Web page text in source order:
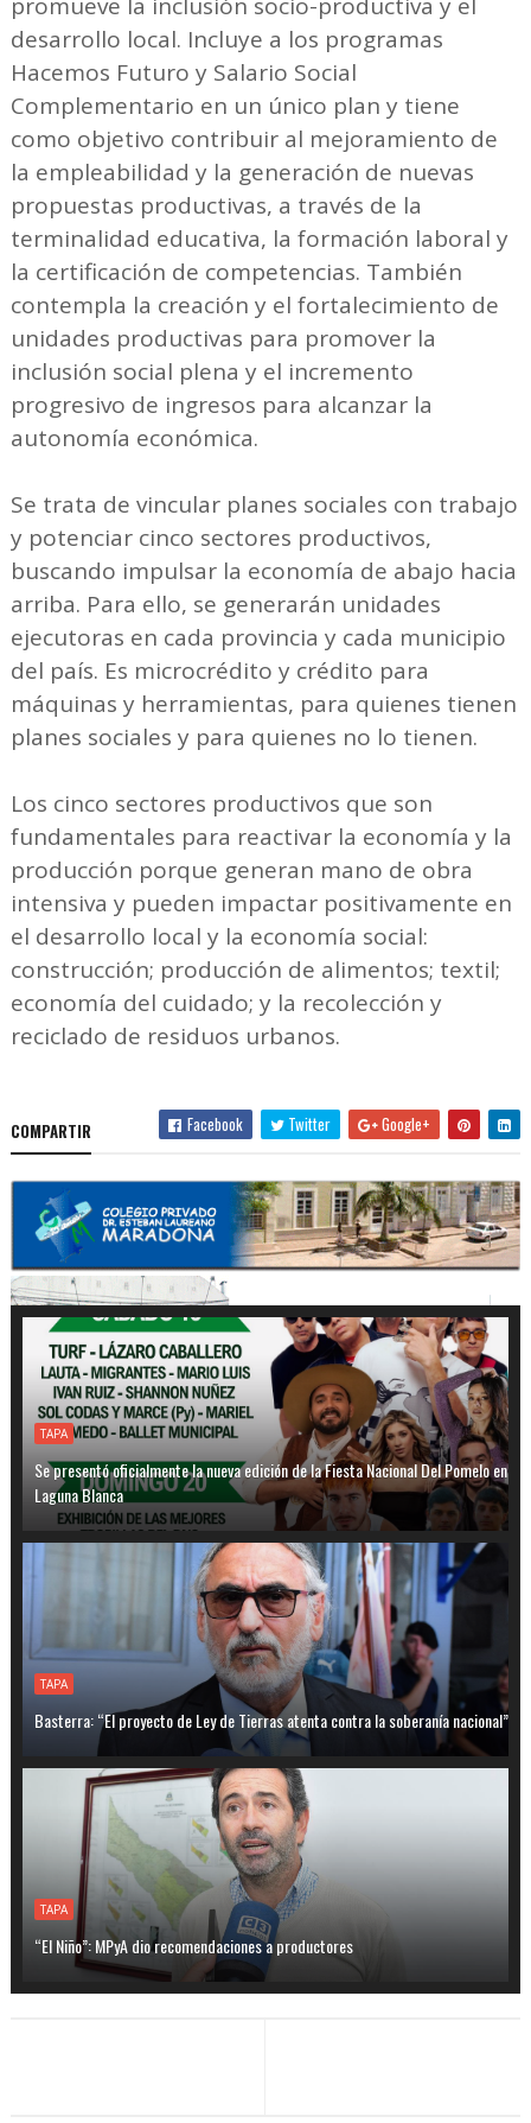
desarrollo local. Incluye a los programas
Hacemos Futuro y Salario Social
Complementario en un único plan y tiene
como objetivo contribuir al mejoramiento de
la empleabilidad y la generación de nuevas
propuestas productivas, a través de la
terminalidad educativa, la formación laboral y
la certificación de competencias. También
contempla la creación y el fortalecimiento de
unidades productivas para promover la
inclusión social plena y el incremento
progresivo de ingresos para alcanzar la
autonomía económica.
Se trata de vincular planes sociales con trabajo
y potenciar cinco sectores productivos,
buscando impulsar la economía de abajo hacia
arriba. Para ello, se generarán unidades
ejecutoras en cada provincia y cada municipio
del país. Es microcrédito y crédito para
máquinas y herramientas, para quienes tienen
planes sociales y para quienes no lo tienen.
Los cinco sectores productivos que son
fundamentales para reactivar la economía y la
producción porque generan mano de obra
intensiva y pueden impactar positivamente en
el desarrollo local y la economía social:
construcción; producción de alimentos; textil;
economía del cuidado; y la recolección y
reciclado de residuos urbanos.
COMPARTIR Facebook Twitter Google+
TAPA
Se presentó oficialmente la nueva edición de la Fiesta Nacional Del Pomelo en
Laguna Blanca
TAPA
Basterra: “El proyecto de Ley de Tierras atenta contra la soberanía nacional”
TAPA
“El Niño”: MPyA dio recomendaciones a productores